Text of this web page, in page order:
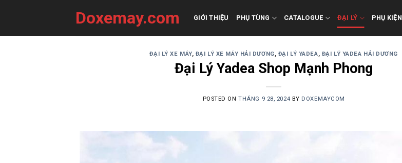
Doxemay.com GIỚI THIỆU PHỤ TÙNG CATALOGUE ĐẠI LÝ PHỤ KIỆN
ĐẠI LÝ XE MÁY, ĐẠI LÝ XE MÁY HẢI DƯƠNG, ĐẠI LÝ YADEA, ĐẠI LÝ YADEA HẢI DƯƠNG
Đại Lý Yadea Shop Mạnh Phong
POSTED ONTHÁNG 9 28, 2024 BY DOXEMAYCOM